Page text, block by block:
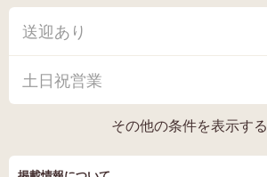
送迎あり
土日祝営業
その他の条件を表示する